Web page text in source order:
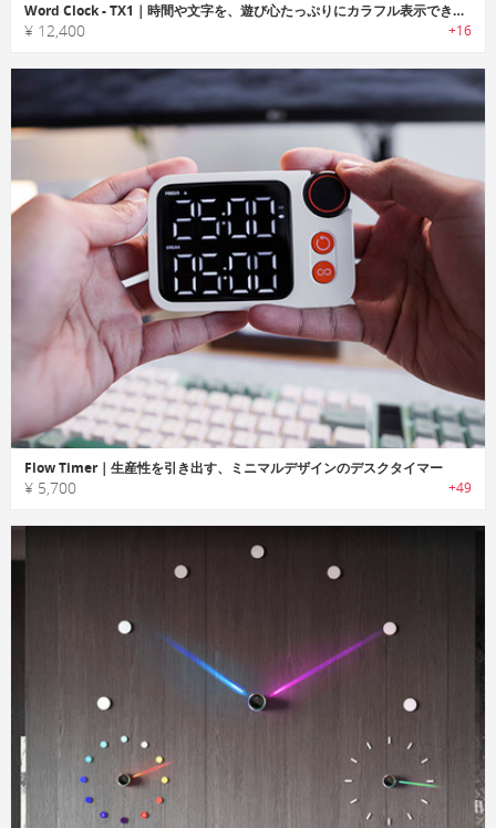
Word Clock - TX1｜時間や文字を、遊び心たっぷりにカラフル表示できるデジタルキャンバス
¥ 12,400 +16
Flow Timer｜生産性を引き出す、ミニマルデザインのデスクタイマー
¥ 5,700 +49